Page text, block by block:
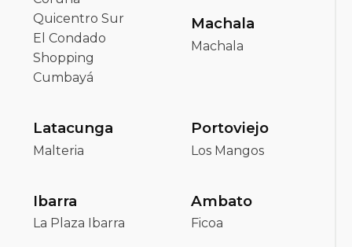
Quicentro Sur
El Condado
Shopping
Cumbayá
Machala
Machala
Latacunga
Malteria
Portoviejo
Los Mangos
Ibarra
La Plaza Ibarra
Ambato
Ficoa